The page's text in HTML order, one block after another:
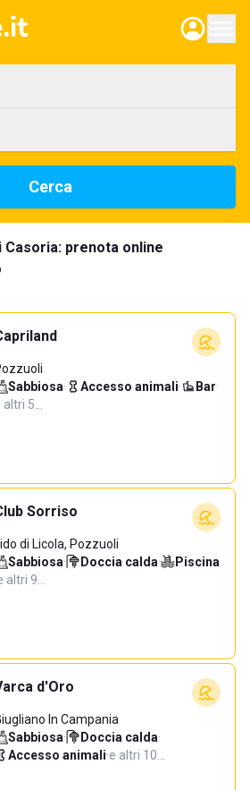
Cerca
Casoria: prenota online
Sabbiosa· Accesso animali· Bar·
altri 5…
Sorriso
di Licola, Pozzuoli
Sabbiosa· Doccia calda·
Piscina
altri 9…
d'Oro
In Campania
Sabbiosa· Doccia calda·
Accesso animali·e altri 10…